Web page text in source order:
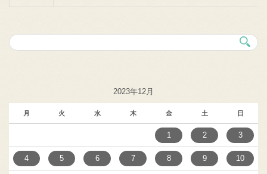
2023年12月
月 火 水 木 金 土 日
1 2 3
4 5 6 7 8 9 10